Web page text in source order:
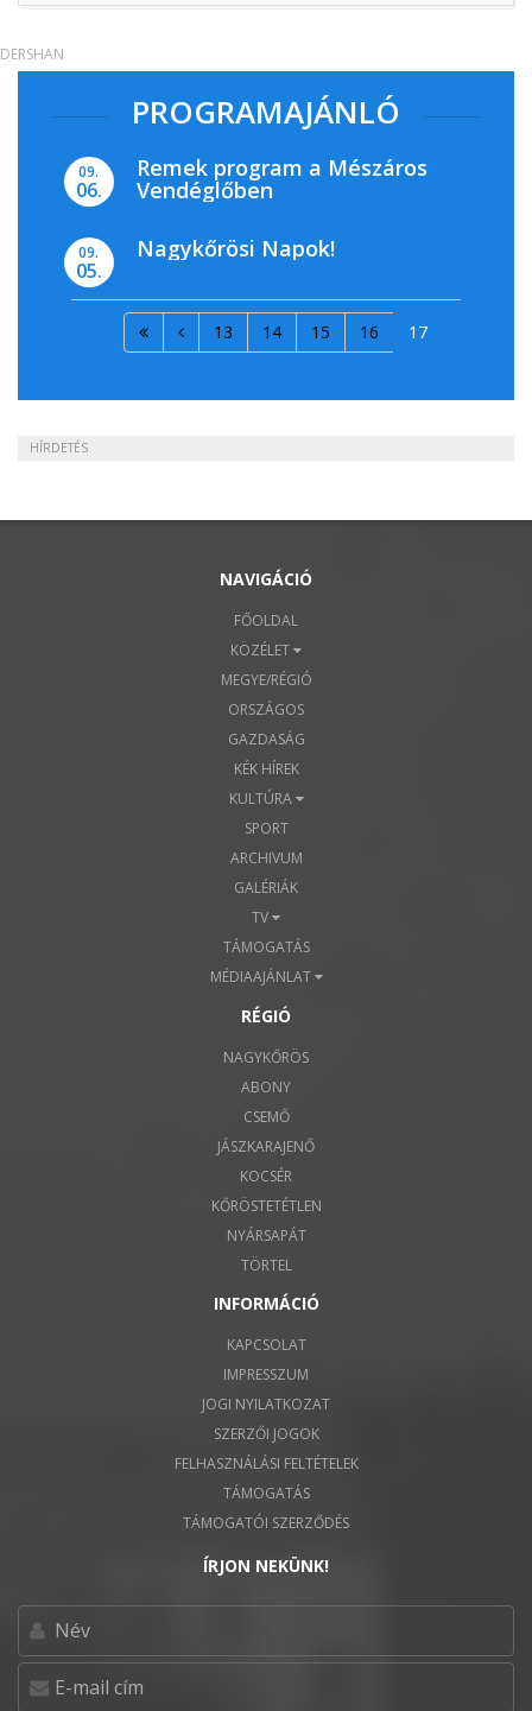
PROGRAMAJÁNLÓ
09.
06.
Remek program a Mészáros
Vendéglőben
09.
05.
Nagykőrösi Napok!
13 14 15 16 17
HÍRDETÉS
NAVIGÁCIÓ
FŐOLDAL
KÖZÉLET
MEGYE/RÉGIÓ
ORSZÁGOS
GAZDASÁG
KÉK HÍREK
KULTÚRA
SPORT
ARCHIVUM
GALÉRIÁK
TV
TÁMOGATÁS
MÉDIAAJÁNLAT
RÉGIÓ
NAGYKŐRÖS
ABONY
CSEMŐ
JÁSZKARAJENŐ
KOCSÉR
KŐRÖSTETÉTLEN
NYÁRSAPÁT
TÖRTEL
DERSHAN
INFORMÁCIÓ
KAPCSOLAT
IMPRESSZUM
JOGI NYILATKOZAT
SZERZŐI JOGOK
FELHASZNÁLÁSI FELTÉTELEK
TÁMOGATÁS
TÁMOGATÓI SZERZŐDÉS
ÍRJON NEKÜNK!